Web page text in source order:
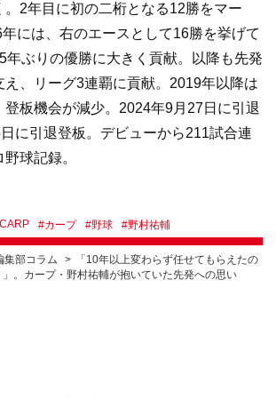
。2年目に初の二桁となる12勝をマー
には、右のエースとして16勝を挙げて
年ぶりの優勝に大きく貢献。以降も先発
え、リーグ3連覇に貢献。2019年以降は
登板機会が減少。2024年9月27日に引退
に引退登板。デビューから211試合連
球記録。
CARP #カープ #野球 #野村祐輔
集部コラム
「10年以上変わらず任せてもらえたの
。カープ・野村祐輔が抱いていた先発への思い